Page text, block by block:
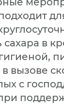
в
в вызове
с